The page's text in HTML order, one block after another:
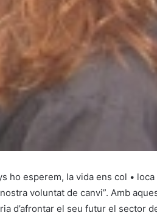
ho esperem, la vida ens col •
voluntat de canvi”. Amb
d’afrontar el seu futur el sector